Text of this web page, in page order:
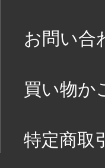
お問い合
買い物か
特定商取